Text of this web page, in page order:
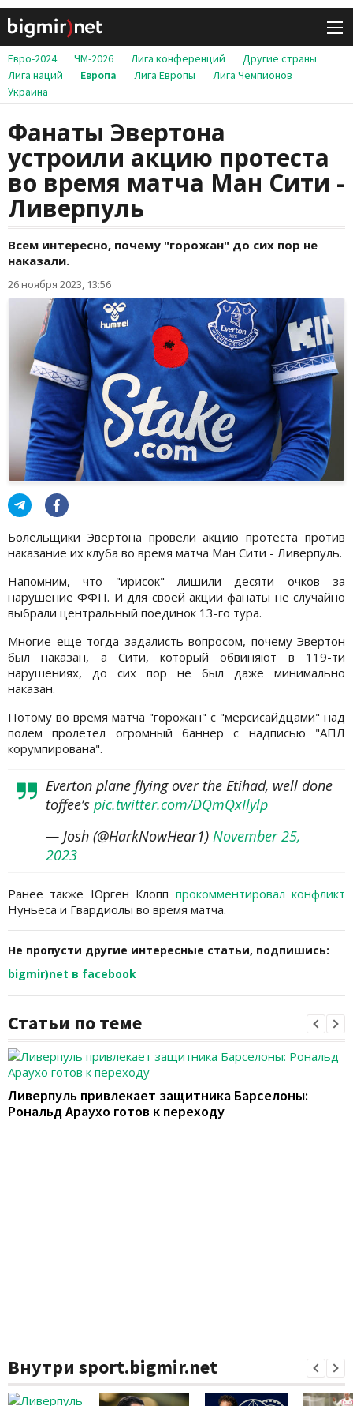
Евро-2024 ЧМ-2026 Лига конференций
Другие страны
Лига наций
Европа Лига Европы
Лига Чемпионов
Украина
Фанаты Эвертона
устроили акцию протеста
во время матча Ман Сити -
Ливерпуль
Всем интересно, почему "горожан" до сих пор не
наказали.
26 ноября 2023, 13:56
Болельщики Эвертона провели акцию протеста против
наказание их клуба во время матча Ман Сити - Ливерпуль.
Напомним, что "ирисок" лишили десяти очков за
нарушение ФФП. И для своей акции фанаты не случайно
выбрали центральный поединок 13-го тура.
Многие еще тогда задалисть вопросом, почему Эвертон
был наказан, а Сити, который обвиняют в 119-ти
нарушениях, до сих пор не был даже минимально
наказан.
Потому во время матча "горожан" с "мерсисайдцами" над
полем пролетел огромный баннер с надписью "АПЛ
корумпирована".
Everton plane flying over the Etihad, well done
toffee’s pic.twitter.com/DQmQxIlylp
— Josh (@HarkNowHear1) November 25,
2023
Ранее также Юрген Клопп прокомментировал конфликт
Нуньеса и Гвардиолы во время матча.
Не пропусти другие интересные статьи, подпишись:
bigmir)net в facebook
Статьи по теме
Ливерпуль привлекает защитника Барселоны:
Рональд Араухо готов к переходу
Внутри sport.bigmir.net